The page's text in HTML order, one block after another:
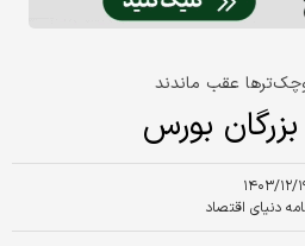
عقب ماندند
بورس
۱۲/۱۹
دنیای اقتصاد